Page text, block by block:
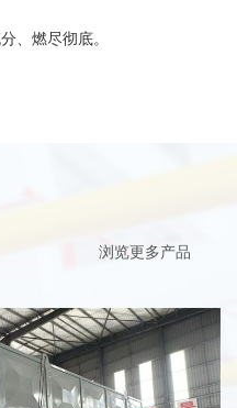
、燃尽彻底。
浏览更多产品